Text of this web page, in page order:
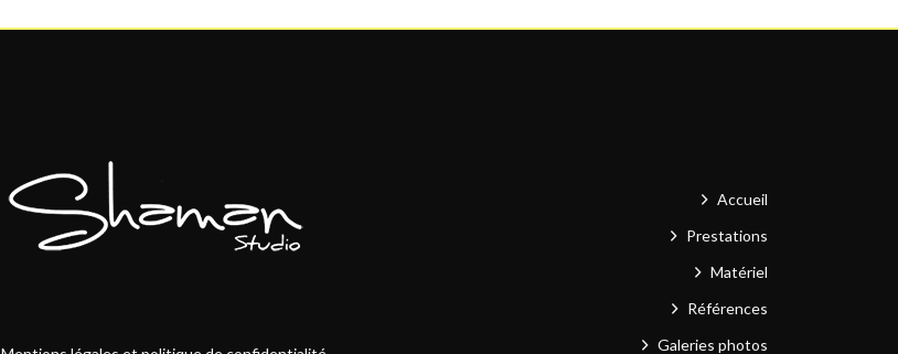
Accueil
Prestations
Matériel
Références
Galeries photos